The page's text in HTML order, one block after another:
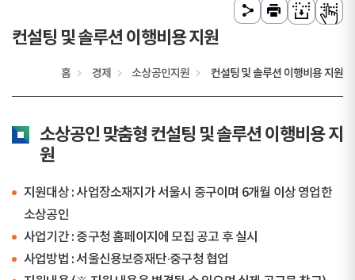
컨설팅 및 솔루션 이행비용 지원
홈 경제 소상공인지원 컨설팅 및 솔루션 이행비용 지원
소상공인 맞춤형 컨설팅 및 솔루션 이행비용 지
원
지원대상 : 사업장소재지가 서울시 중구이며 6개월 이상 영업한
소상공인
사업기간 : 중구청 홈페이지에 모집 공고 후 실시
사업방법 : 서울신용보증재단·중구청 협업